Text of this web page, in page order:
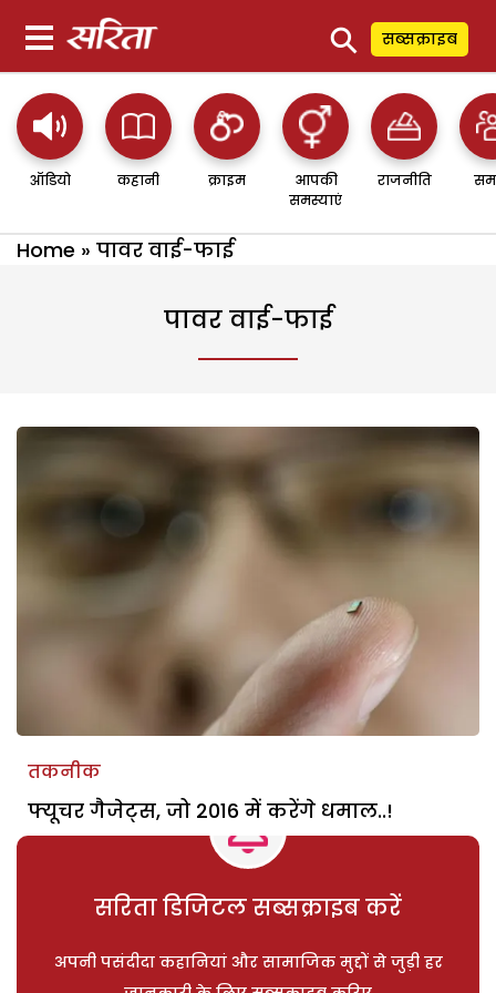
⚲ सब्सक्राइब
ऑडियो कहानी क्राइम
आपकी
समस्याएं
राजनीति
Home » पावर वाई-फाई
पावर वाई-फाई
तकनीक
फ्यूचर गैजेट्स, जो 2016 में करेंगे धमाल..!
सरिता डिजिटल सब्सक्राइब करें
अपनी पसंदीदा कहानियां और सामाजिक मुद्दों से जुड़ी हर